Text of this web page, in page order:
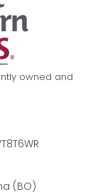
owned and
(BO)